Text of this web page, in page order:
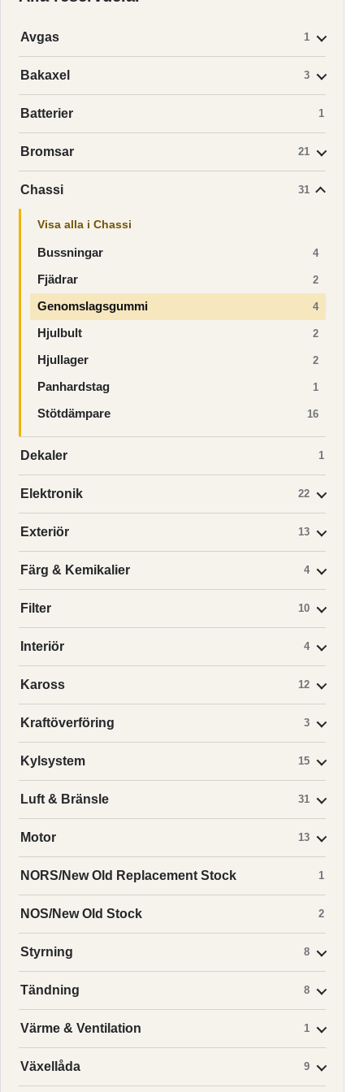
Avgas 1
Bakaxel 3
Batterier 1
Bromsar 21
Chassi 31
Visa alla i Chassi
Bussningar 4
Fjädrar 2
Genomslagsgummi 4
Hjulbult 2
Hjullager 2
Panhardstag 1
Stötdämpare 16
Dekaler 1
Elektronik 22
Exteriör 13
Färg & Kemikalier 4
Filter 10
Interiör 4
Kaross 12
Kraftöverföring 3
Kylsystem 15
Luft & Bränsle 31
Motor 13
NORS/New Old Replacement Stock 1
NOS/New Old Stock 2
Styrning 8
Tändning 8
Värme & Ventilation 1
Växellåda 9